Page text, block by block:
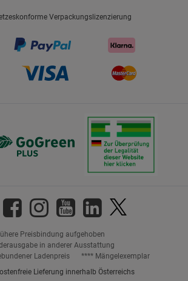
Verpackungslizenzierung
Preisbindung aufgehoben
in anderer Ausstattung
Ladenpreis
**** Mängelexemplar
Lieferung innerhalb Österreichs